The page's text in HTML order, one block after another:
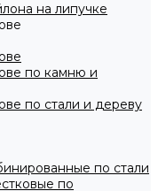
на липучке
по камню и
по стали и дереву
по стали
по